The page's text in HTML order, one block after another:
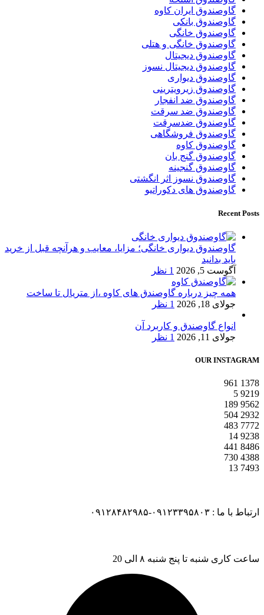
گاوصندوق ایران کاوه
گاوصندوق بانکی
گاوصندوق خانگی
گاوصندوق خانگی و هتلی
گاوصندوق دیجیتال
گاوصندوق دیجیتال نسوز
گاوصندوق دیواری
گاوصندوق زیرویترینی
گاوصندوق ضد انفجار
گاوصندوق ضد سرقت
گاوصندوق ضدسرقت
گاوصندوق فروشگاهی
گاوصندوق کاوه
گاوصندوق گنج بان
گاوصندوق گنجینه
گاوصندوق نسوز اثر انگشتی
گاوصندوق های دکوراتیو
Recent Posts
گاوصندوق دیواری خانگی؛ مزایا، معایب و هرآنچه قبل از خرید
باید بدانید
آگوست 5, 2026
1 نظر
همه چیز درباره گاوصندق های کاوه ،از متریال تا ساخت
جولای 18, 2026
1 نظر
انواع گاوصندق و کاربرد آن
جولای 11, 2026
1 نظر
OUR INSTAGRAM
1378
961
9219
5
9562
189
2932
504
7772
483
9238
14
8486
441
4388
730
7493
13
ارتباط با ما : ۰۹۱۲۳۳۹۵۸۰۳-۰۹۱۲۸۴۸۲۹۸۵
ساعت کاری شنبه تا پنج شنبه ۸ الی 20